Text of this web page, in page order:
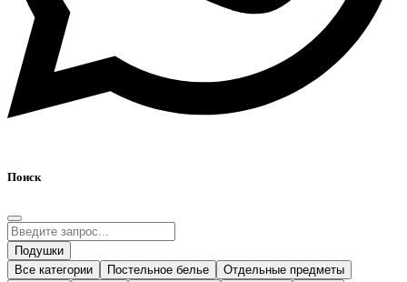
Поиск
Подушки
Все категории
Постельное белье
Отдельные предметы